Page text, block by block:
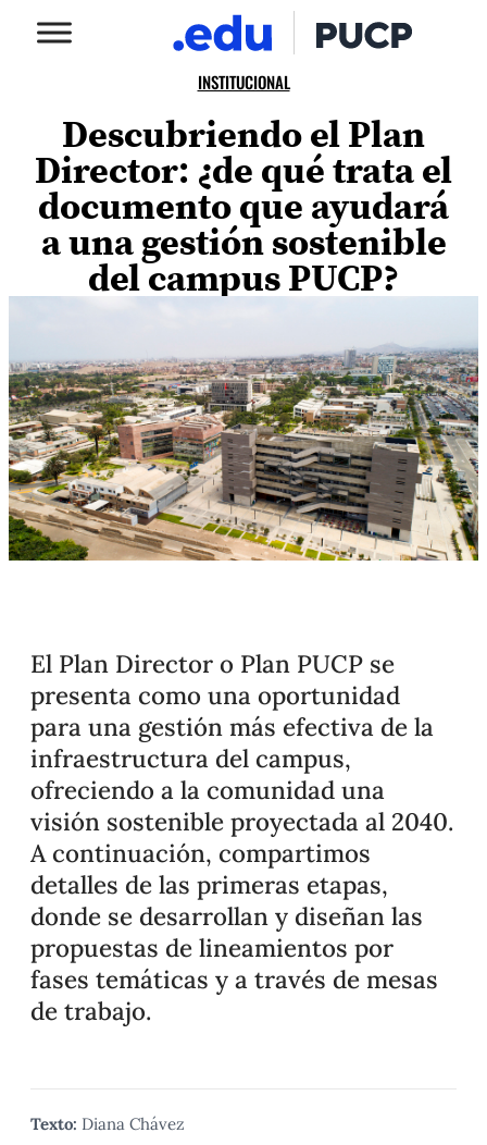
INSTITUCIONAL
Descubriendo el Plan
Director: ¿de qué trata el
documento que ayudará
a una gestión sostenible
del campus PUCP?
El Plan Director o Plan PUCP se
presenta como una oportunidad
para una gestión más efectiva de la
infraestructura del campus,
ofreciendo a la comunidad una
visión sostenible proyectada al 2040.
A continuación, compartimos
detalles de las primeras etapas,
donde se desarrollan y diseñan las
propuestas de lineamientos por
fases temáticas y a través de mesas
de trabajo.
Texto: Diana Chávez